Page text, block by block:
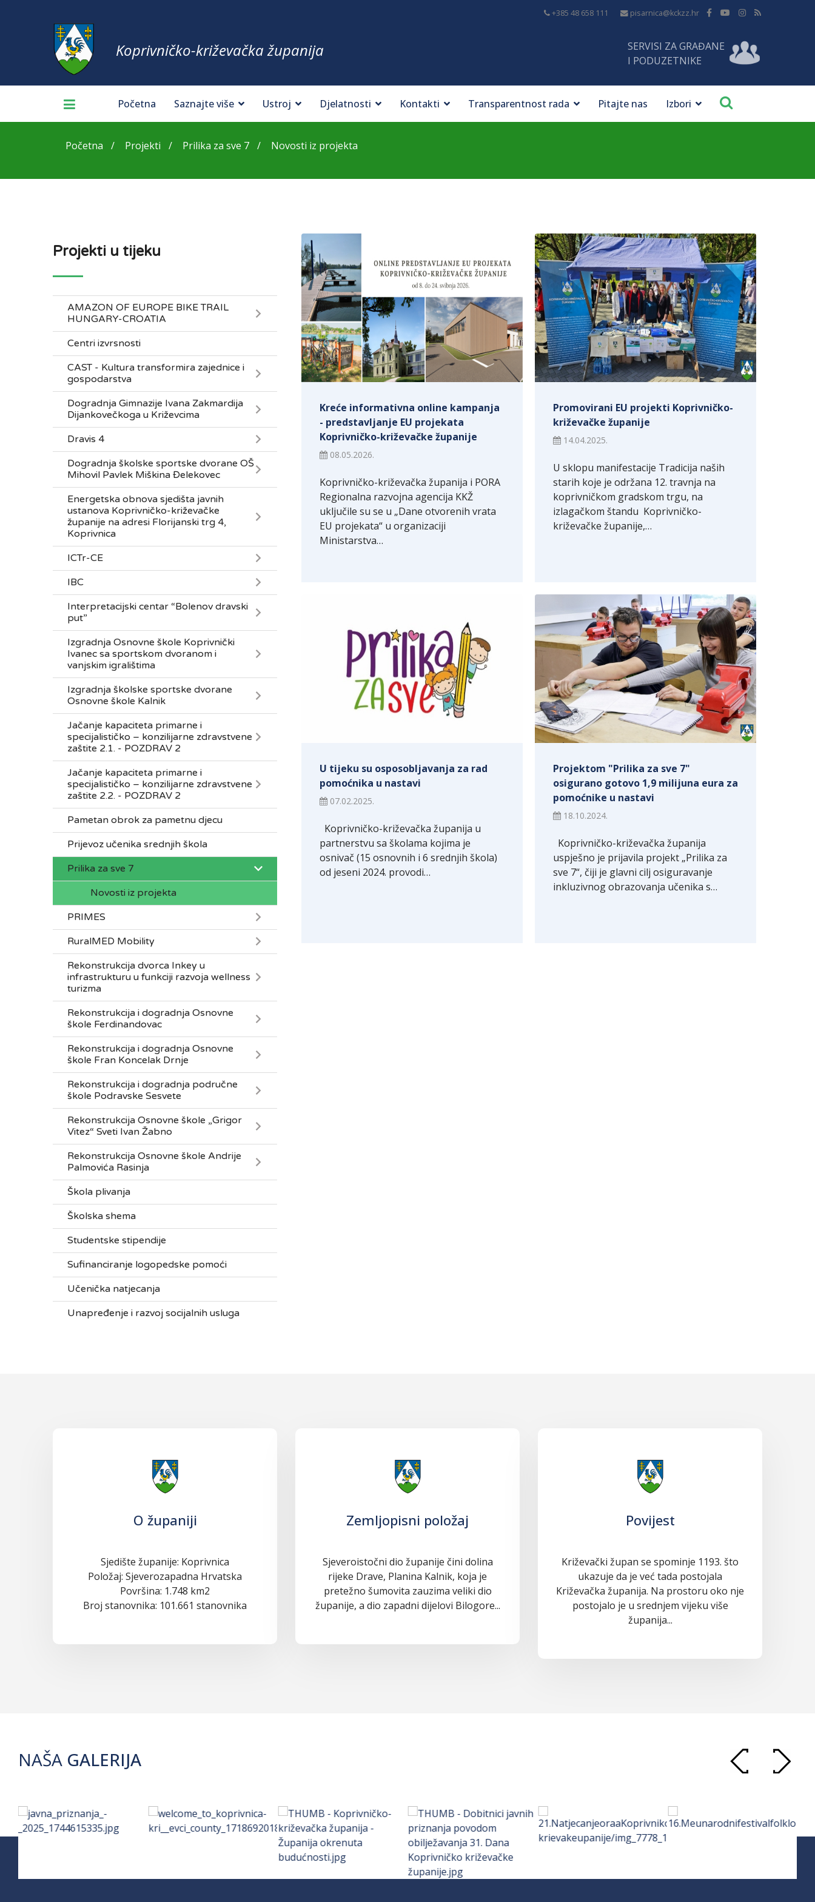
+385 48 658 111 pisarnica@kckzz.hr
Koprivničko-križevačka županija
SERVISI ZA GRAĐANE
I PODUZETNIKE
Početna Saznajte više Ustroj Djelatnosti Kontakti Transparentnost rada Pitajte nas Izbori
Početna Projekti Prilika za sve 7 Novosti iz projekta
Projekti u tijeku
AMAZON OF EUROPE BIKE TRAIL
HUNGARY-CROATIA
Centri izvrsnosti
CAST - Kultura transformira zajednice i
gospodarstva
Dogradnja Gimnazije Ivana Zakmardija
Dijankovečkoga u Križevcima
Dravis 4
Dogradnja školske sportske dvorane OŠ
Mihovil Pavlek Miškina Đelekovec
Energetska obnova sjedišta javnih
ustanova Koprivničko-križevačke
županije na adresi Florijanski trg 4,
Koprivnica
ICTr-CE
IBC
Interpretacijski centar “Bolenov dravski
put”
Izgradnja Osnovne škole Koprivnički
Ivanec sa sportskom dvoranom i
vanjskim igralištima
Izgradnja školske sportske dvorane
Osnovne škole Kalnik
Jačanje kapaciteta primarne i
specijalističko – konzilijarne zdravstvene
zaštite 2.1. - POZDRAV 2
Jačanje kapaciteta primarne i
specijalističko – konzilijarne zdravstvene
zaštite 2.2. - POZDRAV 2
Pametan obrok za pametnu djecu
Prijevoz učenika srednjih škola
Prilika za sve 7
Novosti iz projekta
PRIMES
RuralMED Mobility
Rekonstrukcija dvorca Inkey u
infrastrukturu u funkciji razvoja wellness
turizma
Rekonstrukcija i dogradnja Osnovne
škole Ferdinandovac
Rekonstrukcija i dogradnja Osnovne
škole Fran Koncelak Drnje
Rekonstrukcija i dogradnja područne
škole Podravske Sesvete
Rekonstrukcija Osnovne škole „Grigor
Vitez“ Sveti Ivan Žabno
Rekonstrukcija Osnovne škole Andrije
Palmovića Rasinja
Škola plivanja
Školska shema
Studentske stipendije
Sufinanciranje logopedske pomoći
Učenička natjecanja
Unapređenje i razvoj socijalnih usluga
Kreće informativna online kampanja
- predstavljanje EU projekata
Koprivničko-križevačke županije
08.05.2026.
Koprivničko-križevačka županija i PORA
Regionalna razvojna agencija KKŽ
uključile su se u „Dane otvorenih vrata
EU projekata“ u organizaciji
Ministarstva…
Promovirani EU projekti Koprivničko-
križevačke županije
14.04.2025.
U sklopu manifestacije Tradicija naših
starih koje je održana 12. travnja na
koprivničkom gradskom trgu, na
izlagačkom štandu Koprivničko-
križevačke županije,…
U tijeku su osposobljavanja za rad
pomoćnika u nastavi
07.02.2025.
Koprivničko-križevačka županija u
partnerstvu sa školama kojima je
osnivač (15 osnovnih i 6 srednjih škola)
od jeseni 2024. provodi…
Projektom "Prilika za sve 7"
osigurano gotovo 1,9 milijuna eura za
pomoćnike u nastavi
18.10.2024.
Koprivničko-križevačka županija
uspješno je prijavila projekt „Prilika za
sve 7“, čiji je glavni cilj osiguravanje
inkluzivnog obrazovanja učenika s…
O županiji
Sjedište županije: Koprivnica
Položaj: Sjeverozapadna Hrvatska
Površina: 1.748 km2
Broj stanovnika: 101.661 stanovnika
Zemljopisni položaj
Sjeveroistočni dio županije čini dolina
rijeke Drave, Planina Kalnik, koja je
pretežno šumovita zauzima veliki dio
županije, a dio zapadni dijelovi Bilogore...
Povijest
Križevački župan se spominje 1193. što
ukazuje da je već tada postojala
Križevačka županija. Na prostoru oko nje
postojalo je u srednjem vijeku više
županija...
NAŠA GALERIJA